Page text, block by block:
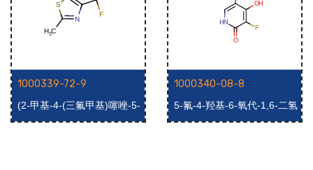
1000339-72-9
(2-甲基-4-(三氟甲基)噻唑-5-
基)甲醇
1000340-08-8
5-氟-4-羟基-6-氧代-1,6-二氢
吡啶-3-羧酸乙酯